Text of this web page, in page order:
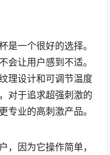
是一个很好的选择。
会让用户感到不适。
理设计和可调节温度
对于追求超强刺激的
专业的高刺激产品。
，因为它操作简单，